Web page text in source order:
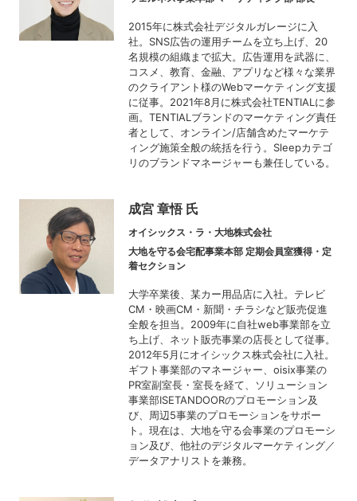
2015年に株式会社デジタルガレージに入
社。SNS広告の運用チームを立ち上げ、20
名規模の組織まで拡大。広告運用を武器に、
コスメ、教育、金融、アプリなど様々な業界
のクライアント様のWebマーケティング支援
に従事。2021年8月に株式会社TENTIALに参
画。TENTIALブランドのマーケティング責任
者として、オンライン/店舗含めたマーケテ
ィング施策全般の統括を行う。Sleepカテゴ
リのブランドマネージャーも兼任している。
成宮 章悟 氏
オイシックス・ラ・大地株式会社
大地を守る会宅配事業本部 定期会員室獲得・定
着セクション
大学卒業後、某カー用品店に入社。テレビ
CM・映画CM・新聞・チラシなど販売促進
全般を担当。2009年に自社web事業部を立
ち上げ、ネット販売事業の店長として従事。
2012年5月にオイシックス株式会社に入社。
ギフト事業部のマネージャー、oisix事業の
PR室副室長・室長を経て、ソリューション
事業部ISETANDOORのプロモーション及
び、周辺5事業のプロモーションをサポー
ト。現在は、大地を守る会事業のプロモーシ
ョン及び、他社のデジタルマーケティング／
データアナリストを兼務。